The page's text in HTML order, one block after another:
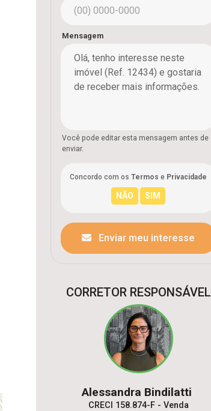
Mensagem
Você pode editar esta mensagem antes de
enviar.
Concordo com os Termos e Privacidade
Enviar meu interesse
CORRETOR RESPONSÁVEL
Alessandra Bindilatti
CRECI 158.874-F - Venda